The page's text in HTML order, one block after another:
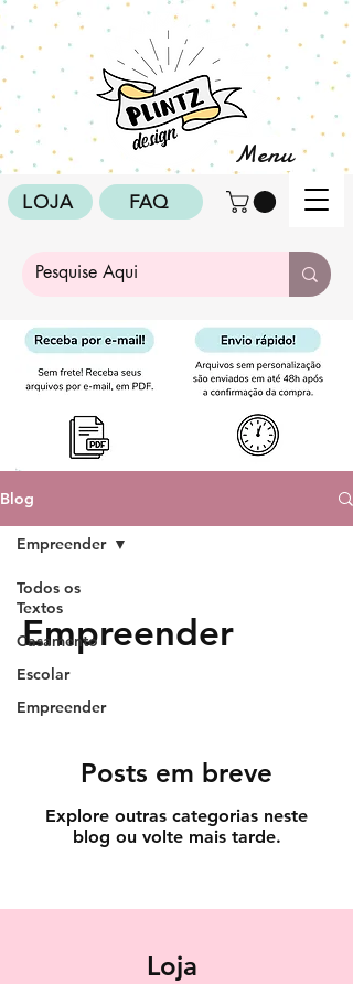
LOJA FAQ
Menu
Blog
Todos os
Textos
Casamento
Escolar
Empreender
Empreender
Empreender
Posts em breve
Explore outras categorias neste
blog ou volte mais tarde.
Loja